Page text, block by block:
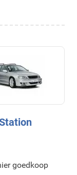
goedkoop